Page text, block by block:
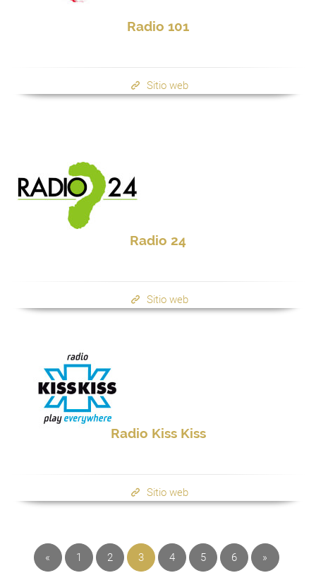
Radio 101
Sitio web
Radio 24
Sitio web
Radio Kiss Kiss
Sitio web
« 1 2 3 4 5 6 »